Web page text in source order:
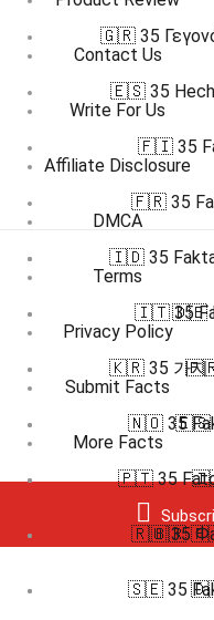
Contact Us
Write For Us
Affiliate Disclosure
DMCA
Terms
Privacy Policy
Submit Facts
More Facts
🇬🇷 35
🇪🇸 35
🇫🇮 35
🇫🇷 35
🇮🇩 35 Fakta
🇮🇹 35
🇰🇷 35 가지
🇳🇴 35
🇵🇹 35
🇷🇺 35
🇸🇪 35
🇩🇪
🇫🇷
🇪🇸
🇧🇷 🇵🇹